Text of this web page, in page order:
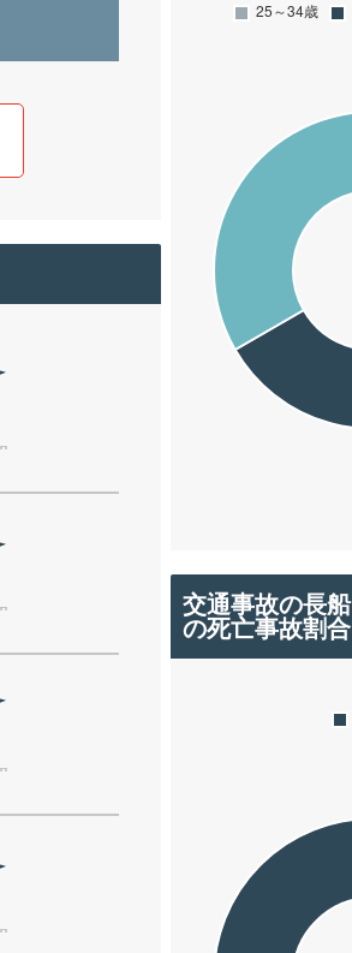
交通事故の長
の死亡事故割合